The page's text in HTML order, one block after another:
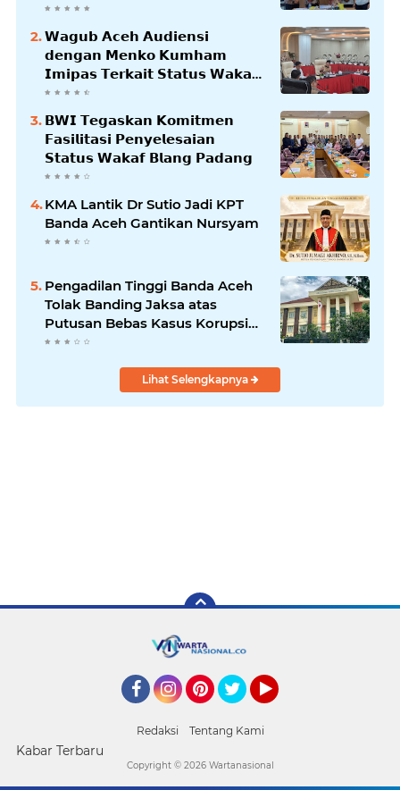
𝗪𝗮𝗴𝘂𝗯 𝗔𝗰𝗲𝗵 𝗔𝘂𝗱𝗶𝗲𝗻𝘀𝗶
𝗱𝗲𝗻𝗴𝗮𝗻 𝗠𝗲𝗻𝗸𝗼 𝗞𝘂𝗺𝗵𝗮𝗺
𝗜𝗺𝗶𝗽𝗮𝘀 𝗧𝗲𝗿𝗸𝗮𝗶𝘁 𝗦𝘁𝗮𝘁𝘂𝘀 𝗪𝗮𝗸𝗮𝗳
𝗕𝗹𝗮𝗻𝗴𝗽𝗮𝗱𝗮𝗻𝗴
𝗕𝗪𝗜 𝗧𝗲𝗴𝗮𝘀𝗸𝗮𝗻 𝗞𝗼𝗺𝗶𝘁𝗺𝗲𝗻
𝗙𝗮𝘀𝗶𝗹𝗶𝘁𝗮𝘀𝗶 𝗣𝗲𝗻𝘆𝗲𝗹𝗲𝘀𝗮𝗶𝗮𝗻
𝗦𝘁𝗮𝘁𝘂𝘀 𝗪𝗮𝗸𝗮𝗳 𝗕𝗹𝗮𝗻𝗴 𝗣𝗮𝗱𝗮𝗻𝗴
KMA Lantik Dr Sutio Jadi KPT
Banda Aceh Gantikan Nursyam
Pengadilan Tinggi Banda Aceh
Tolak Banding Jaksa atas
Putusan Bebas Kasus Korupsi
Wastafel
Lihat Selengkapnya
Redaksi Tentang Kami
Kabar Terbaru
Copyright © 2026 Wartanasional